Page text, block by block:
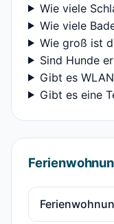
Wie viele
Wie viele
Wie groß ist
Sind Hunde
Gibt es
Gibt es eine